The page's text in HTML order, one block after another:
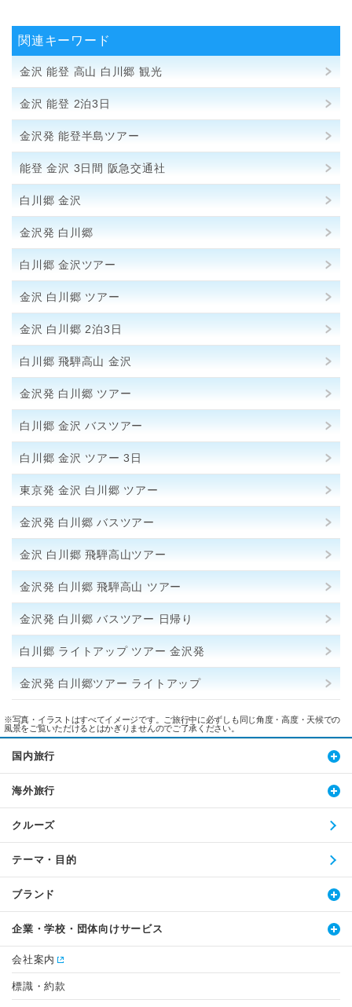
関連キーワード
金沢 能登 高山 白川郷 観光
金沢 能登 2泊3日
金沢発 能登半島ツアー
能登 金沢 3日間 阪急交通社
白川郷 金沢
金沢発 白川郷
白川郷 金沢ツアー
金沢 白川郷 ツアー
金沢 白川郷 2泊3日
白川郷 飛騨高山 金沢
金沢発 白川郷 ツアー
白川郷 金沢 バスツアー
白川郷 金沢 ツアー 3日
東京発 金沢 白川郷 ツアー
金沢発 白川郷 バスツアー
金沢 白川郷 飛騨高山ツアー
金沢発 白川郷 飛騨高山 ツアー
金沢発 白川郷 バスツアー 日帰り
白川郷 ライトアップ ツアー 金沢発
金沢発 白川郷ツアー ライトアップ
※写真・イラストはすべてイメージです。ご旅行中に必ずしも同じ角度・高度・天候での
風景をご覧いただけるとはかぎりませんのでご了承ください。
国内旅行
海外旅行
クルーズ
テーマ・目的
ブランド
企業・学校・団体向けサービス
会社案内
標識・約款